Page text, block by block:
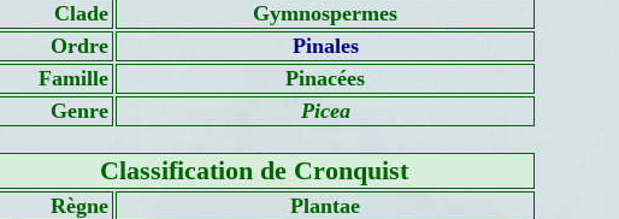
Clade
Gymnospermes
Ordre
Pinales
Famille
Pinacées
Genre
Picea
Classification de Cronquist
Règne
Plantae